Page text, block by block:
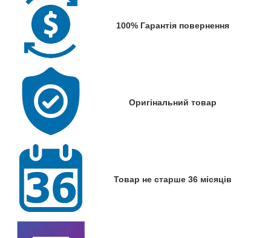
100% Гарантія повернення
Оригінальний товар
Товар не старше 36 місяців